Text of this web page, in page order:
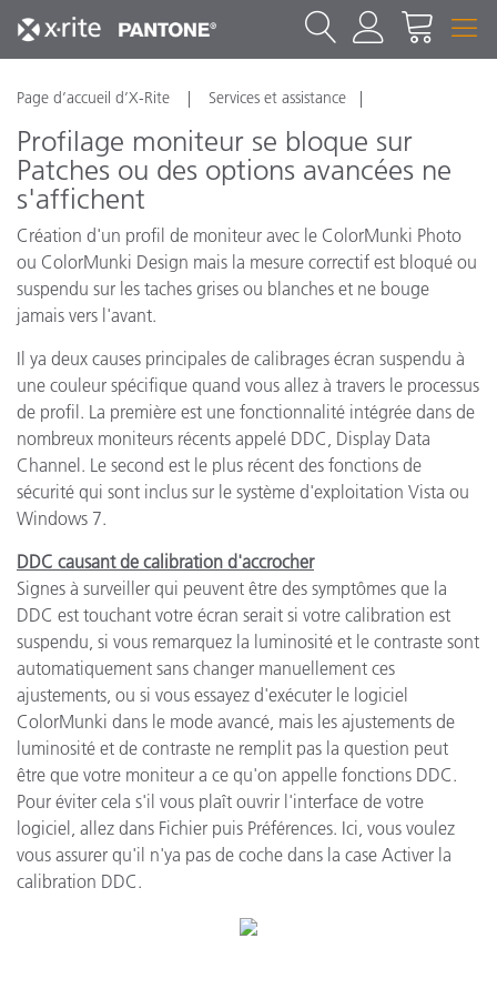
Page d’accueil d’X-Rite Services et assistance
Profilage moniteur se bloque sur
Patches ou des options avancées ne
s'affichent
Création d'un profil de moniteur avec le ColorMunki Photo
ou ColorMunki Design mais la mesure correctif est bloqué ou
suspendu sur les taches grises ou blanches et ne bouge
jamais vers l'avant.
Il ya deux causes principales de calibrages écran suspendu à
une couleur spécifique quand vous allez à travers le processus
de profil . La première est une fonctionnalité intégrée dans de
nombreux moniteurs récents appelé DDC, Display Data
Channel. Le second est le plus récent des fonctions de
sécurité qui sont inclus sur le système d'exploitation Vista ou
Windows 7.
DDC causant de calibration d'accrocher
Signes à surveiller qui peuvent être des symptômes que la
DDC est touchant votre écran serait si votre calibration est
suspendu, si vous remarquez la luminosité et le contraste sont
automatiquement sans changer manuellement ces
ajustements, ou si vous essayez d'exécuter le logiciel
ColorMunki dans le mode avancé, mais les ajustements de
luminosité et de contraste ne remplit pas la question peut
être que votre moniteur a ce qu'on appelle fonctions DDC.
Pour éviter cela s'il vous plaît ouvrir l'interface de votre
logiciel , allez dans Fichier puis Préférences. Ici, vous voulez
vous assurer qu'il n'ya pas de coche dans la case Activer la
calibration DDC.